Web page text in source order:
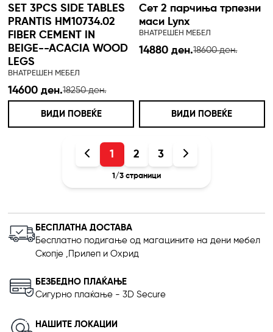
SET 3PCS SIDE TABLES
PRANTIS HM10734.02
FIBER CEMENT IN
BEIGE--ACACIA WOOD
LEGS
ВНАТРЕШЕН МЕБЕЛ
14600 ден.18250 ден.
ВИДИ ПОВЕЌЕ
Сет 2 парчиња трпезни
маси Lynx
ВНАТРЕШЕН МЕБЕЛ
14880 ден.18600 ден.
ВИДИ ПОВЕЌЕ
1 2 3
1 /3страници
БЕСПЛАТНА ДОСТАВА
Бесплатно подигање од магацините на дени мебел
Скопје ,Прилеп и Охрид
БЕЗБЕДНО ПЛАЌАЊЕ
Сигурно плаќање - 3D Secure
НАШИТЕ ЛОКАЦИИ